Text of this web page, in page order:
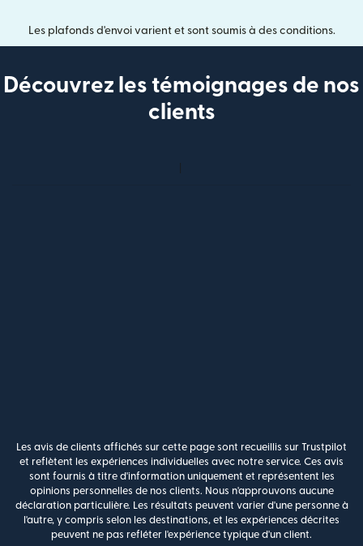
Les plafonds d'envoi varient et sont soumis à des conditions.
Découvrez les témoignages de nos
clients
Les avis de clients affichés sur cette page sont recueillis sur Trustpilot
et reflètent les expériences individuelles avec notre service. Ces avis
sont fournis à titre d'information uniquement et représentent les
opinions personnelles de nos clients. Nous n'approuvons aucune
déclaration particulière. Les résultats peuvent varier d'une personne à
l'autre, y compris selon les destinations, et les expériences décrites
peuvent ne pas refléter l'expérience typique d'un client.